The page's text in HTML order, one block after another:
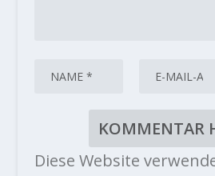
Diese Website